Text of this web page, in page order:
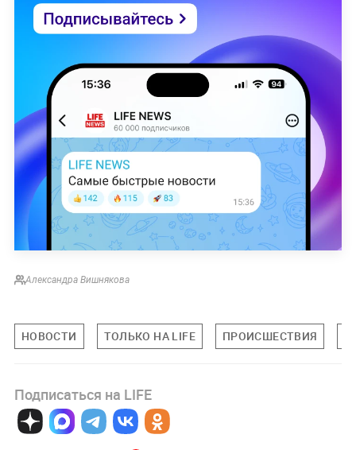
Александра Вишнякова
НОВОСТИ ТОЛЬКО НА LIFE ПРОИСШЕСТВИЯ
Подписаться на LIFE